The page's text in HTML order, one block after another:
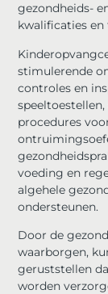
gezondheids-
kwalificaties en
stimulerende
controles en
procedures
voeding en
algehele
ondersteunen.
Door de
waarborgen,
geruststellen
worden